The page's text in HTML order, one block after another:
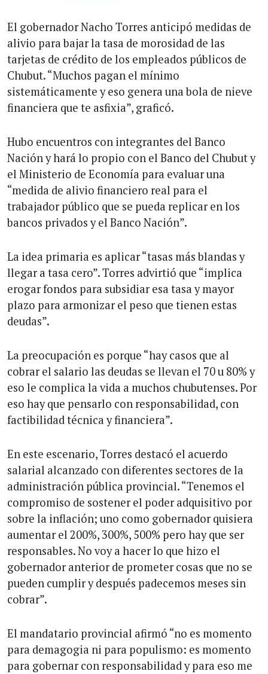
El gobernador Nacho Torres anticipó medidas de
alivio para bajar la tasa de morosidad de las
tarjetas de crédito de los empleados públicos de
Chubut. “Muchos pagan el mínimo
sistemáticamente y eso genera una bola de nieve
financiera que te asfixia”, graficó.
Hubo encuentros con integrantes del Banco
Nación y hará lo propio con el Banco del Chubut y
el Ministerio de Economía para evaluar una
“medida de alivio financiero real para el
trabajador público que se pueda replicar en los
bancos privados y el Banco Nación”.
La idea primaria es aplicar “tasas más blandas y
llegar a tasa cero”. Torres advirtió que “implica
erogar fondos para subsidiar esa tasa y mayor
plazo para armonizar el peso que tienen estas
deudas”.
La preocupación es porque “hay casos que al
cobrar el salario las deudas se llevan el 70 u 80% y
eso le complica la vida a muchos chubutenses. Por
eso hay que pensarlo con responsabilidad, con
factibilidad técnica y financiera”.
En este escenario, Torres destacó el acuerdo
salarial alcanzado con diferentes sectores de la
administración pública provincial. “Tenemos el
compromiso de sostener el poder adquisitivo por
sobre la inflación; uno como gobernador quisiera
aumentar el 200%, 300%, 500% pero hay que ser
responsables. No voy a hacer lo que hizo el
gobernador anterior de prometer cosas que no se
pueden cumplir y después padecemos meses sin
cobrar”.
El mandatario provincial afirmó “no es momento
para demagogia ni para populismo: es momento
para gobernar con responsabilidad y para eso me